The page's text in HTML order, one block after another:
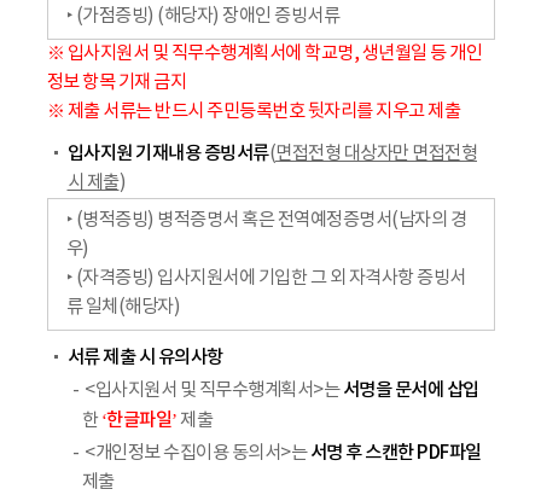
‣ (가점증빙) (해당자) 장애인 증빙서류
※ 입사지원서 및 직무수행계획서에 학교명, 생년월일 등 개인
정보 항목 기재 금지
※ 제출 서류는 반드시 주민등록번호 뒷자리를 지우고 제출
입사지원 기재내용 증빙서류(면접전형 대상자만 면접전형
시 제출)
‣ (병적증빙) 병적증명서 혹은 전역예정증명서(남자의 경
우)
‣ (자격증빙) 입사지원서에 기입한 그 외 자격사항 증빙서
류 일체(해당자)
서류 제출 시 유의사항
<입사지원서 및 직무수행계획서>는서명을 문서에 삽입
한‘한글파일’ 제출
<개인정보 수집이용 동의서>는서명 후 스캔한 PDF파일
제출